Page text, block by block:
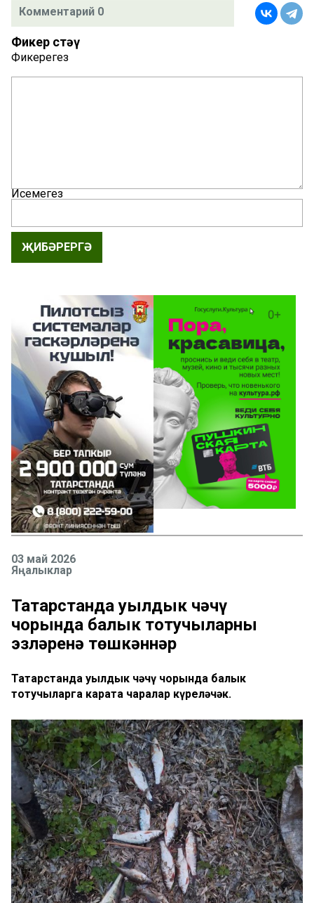
Комментарий 0
Фикер өстәү
Фикерегез
Исемегез
ҖИБӘРЕРГӘ
03 май 2026
Яңалыклар
Татарстанда уылдык чәчү
чорында балык тотучыларның
эзләренә төшкәннәр
Татарстанда уылдык чәчү чорында балык
тотучыларга карата чаралар күреләчәк.